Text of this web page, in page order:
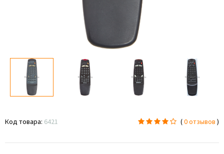
Код товара: 6421 (0 отзывов )